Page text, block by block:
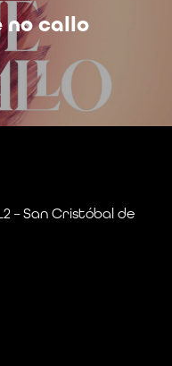
no callo
– San Cristóbal de